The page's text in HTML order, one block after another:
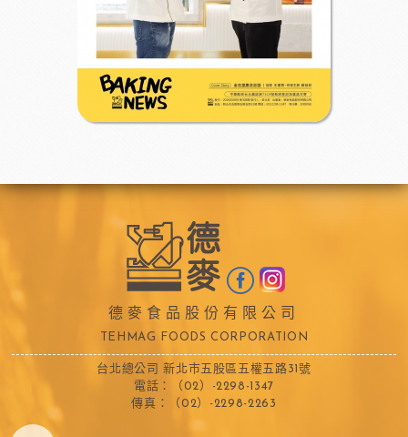
德麥食品股份有限公司
TEHMAG FOODS CORPORATION
台北總公司 新北市五股區五權五路31號
電話：（02）-2298-1347
傳真：（02）-2298-2263